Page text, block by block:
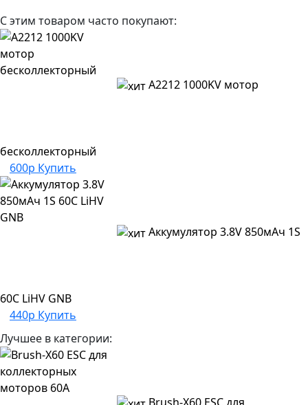
С этим товаром часто покупают:
A2212 1000KV мотор
бесколлекторный
600р Купить
Аккумулятор 3.8V 850мАч 1S
60C LiHV GNB
440р Купить
Лучшее в категории: